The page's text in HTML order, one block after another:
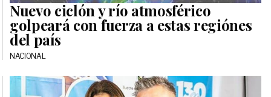
Nuevo ciclón y río atmosférico
golpeará con fuerza a estas regiónes
del país
NACIONAL